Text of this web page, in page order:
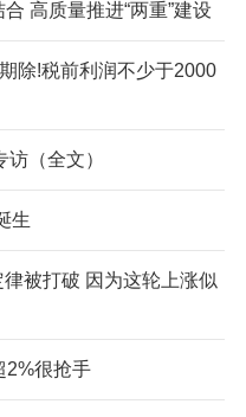
合 高质量推进“两重”建设
除!税前利润不少于2000
（全文）
生
律被打破 因为这轮上涨似
2%很抢手